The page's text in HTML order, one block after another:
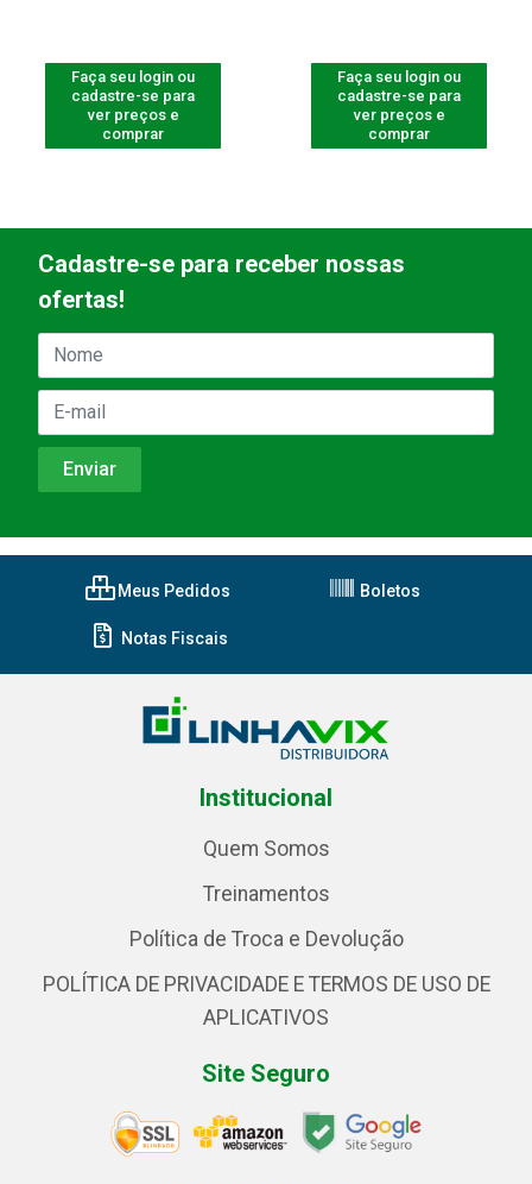
Faça seu login ou
cadastre-se para
ver preços e
comprar
Faça seu login ou
cadastre-se para
ver preços e
comprar
Cadastre-se para receber nossas
ofertas!
Meus Pedidos Boletos
Notas Fiscais
Institucional
Quem Somos
Treinamentos
Política de Troca e Devolução
POLÍTICA DE PRIVACIDADE E TERMOS DE USO DE
APLICATIVOS
Site Seguro